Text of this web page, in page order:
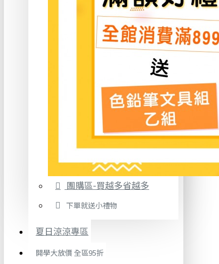
團購區-買越多省越多
下單就送小禮物
夏日涼涼專區
開學大放價 全區95折